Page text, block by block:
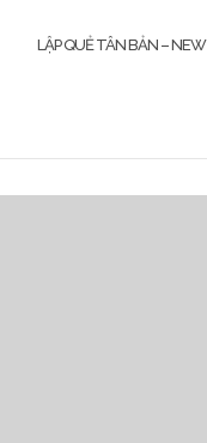
LẬP QUẺ TÂN BẢN – NEW